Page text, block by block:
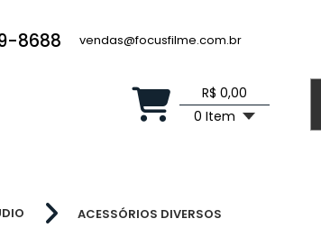
8688 vendas@focusfilme.com.br
R$ 0,00
0 Item
ACESSÓRIOS DIVERSOS